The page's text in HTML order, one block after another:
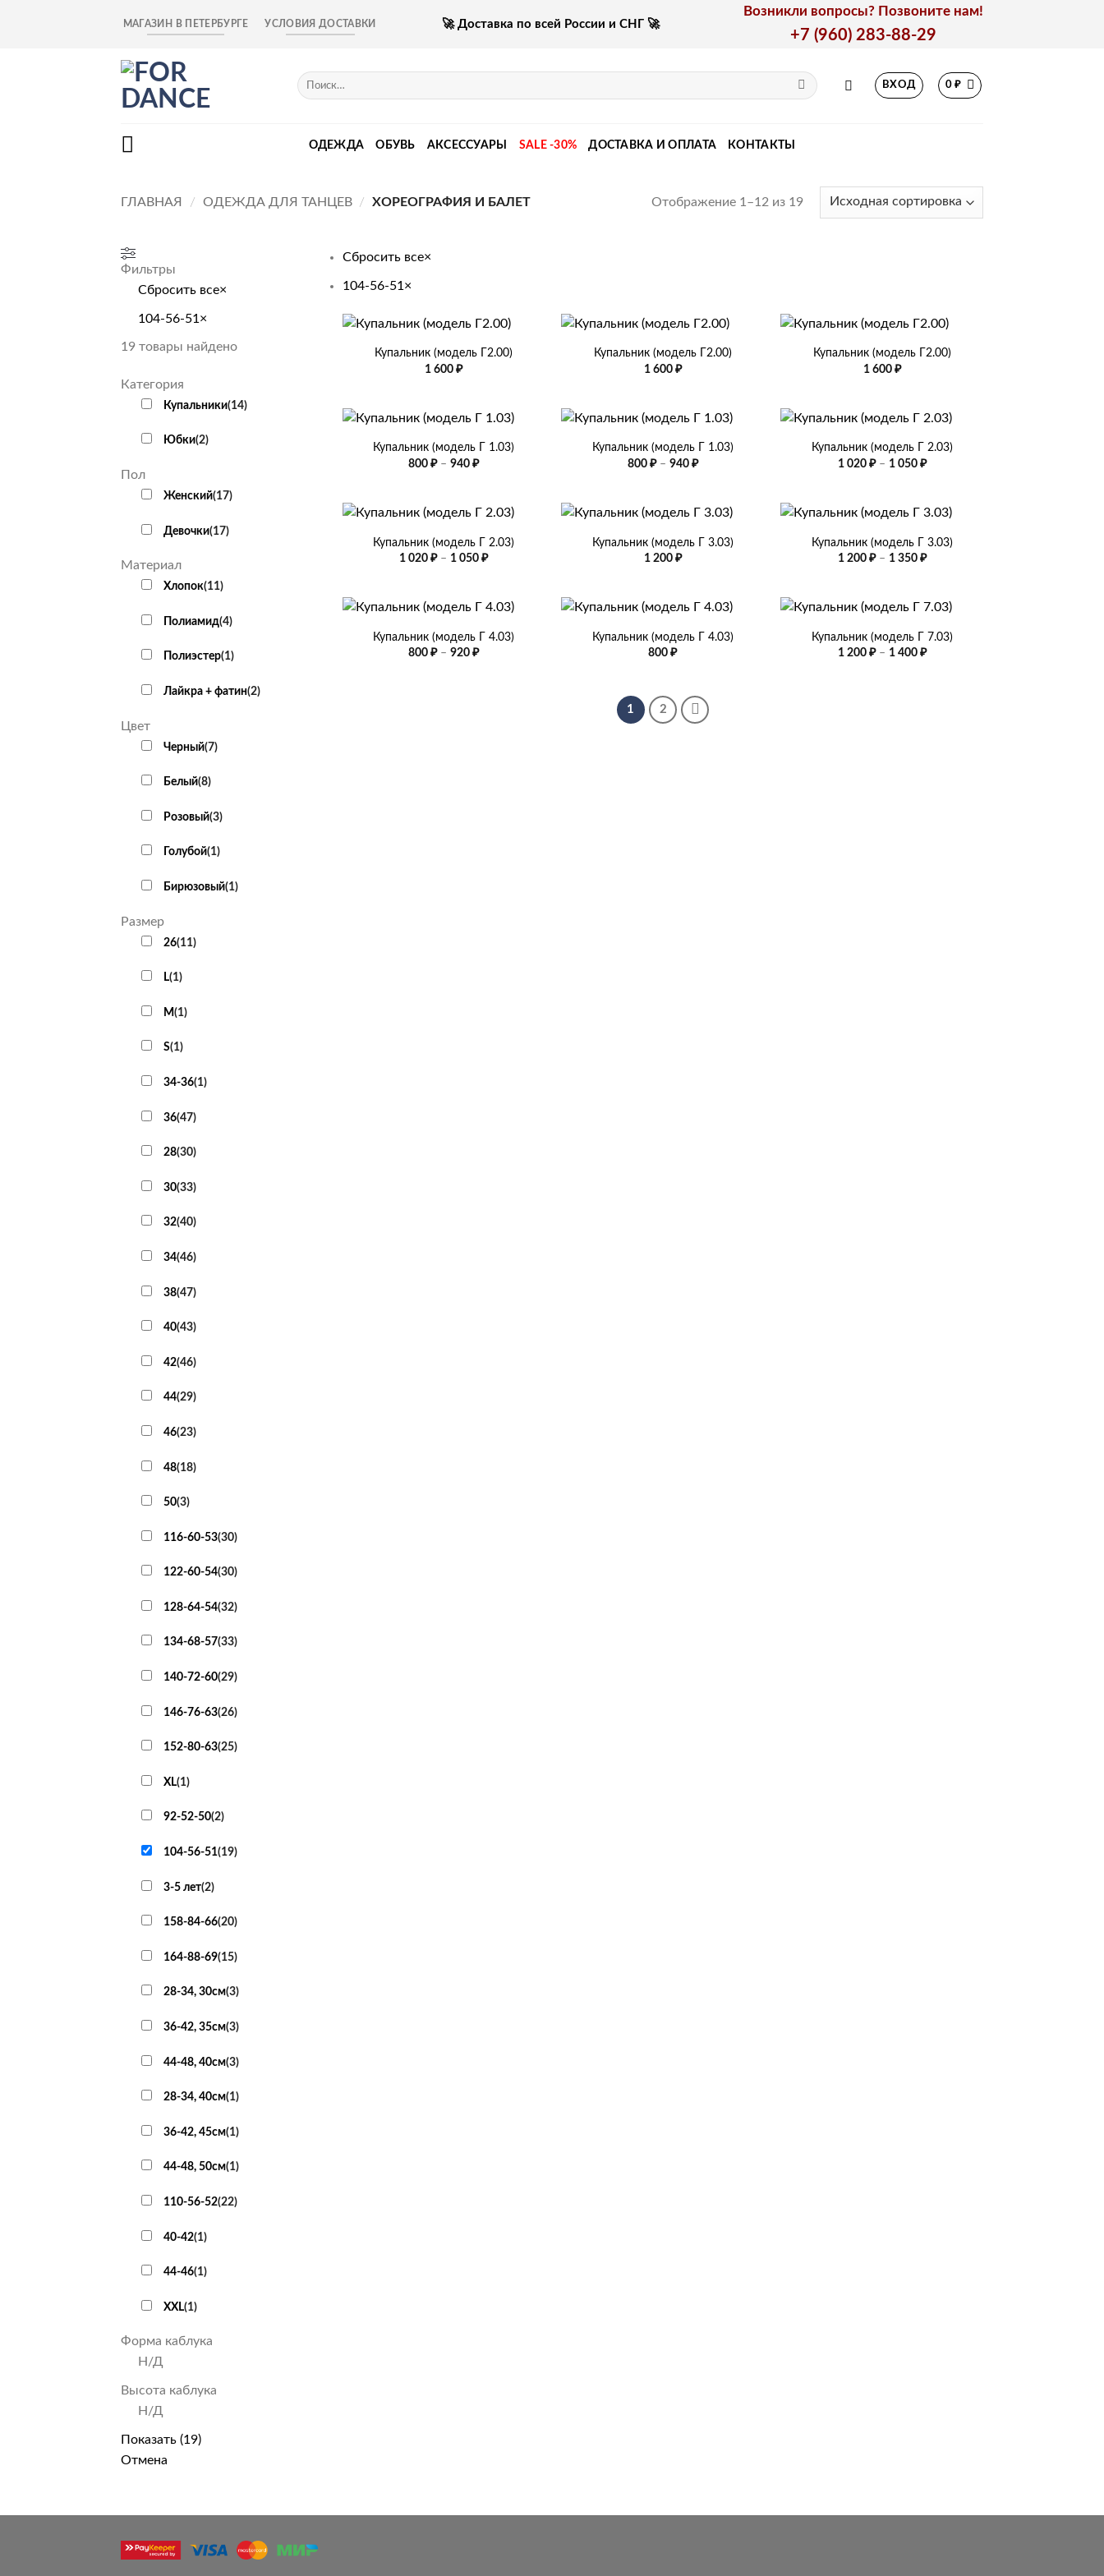
МАГАЗИН В ПЕТЕРБУРГЕ УСЛОВИЯ ДОСТАВКИ 🚀 Доставка по всей России и СНГ 🚀
Возникли вопросы? Позвоните нам!
+7 (960) 283-88-29
Искать:
ВХОД 0₽
ОДЕЖДА ОБУВЬ АКСЕССУАРЫ SALE -30% ДОСТАВКА И ОПЛАТА КОНТАКТЫ
ГЛАВНАЯ / ОДЕЖДА ДЛЯ ТАНЦЕВ / ХОРЕОГРАФИЯ И БАЛЕТ Отображение 1–12 из 19
Фильтры
Сбросить все×
104-56-51 ×
19 товары найдено
Категория
Купальники(14)
Юбки(2)
Пол
Женский(17)
Девочки(17)
Материал
Хлопок(11)
Полиамид(4)
Полиэстер(1)
Лайкра + фатин(2)
Цвет
Черный(7)
Белый(8)
Розовый(3)
Голубой(1)
Бирюзовый(1)
Размер
26(11)
L(1)
M(1)
S(1)
34-36(1)
36(47)
28(30)
30(33)
32(40)
34(46)
38(47)
40(43)
42(46)
44(29)
46(23)
48(18)
50(3)
116-60-53(30)
122-60-54(30)
128-64-54(32)
134-68-57(33)
140-72-60(29)
146-76-63(26)
152-80-63(25)
XL(1)
92-52-50(2)
104-56-51(19)
3-5 лет(2)
158-84-66(20)
164-88-69(15)
28-34, 30см(3)
36-42, 35см(3)
44-48, 40см(3)
28-34, 40см(1)
36-42, 45см(1)
44-48, 50см(1)
110-56-52(22)
40-42(1)
44-46(1)
XXL(1)
Форма каблука
Н/Д
Высота каблука
Н/Д
Показать (19)
Отмена
Сбросить все×
104-56-51 ×
+
Купальник (модель Г2.00)
1 600₽
+
Купальник (модель Г2.00)
1 600 ₽
+
Купальник (модель Г2.00)
1 600 ₽
+
Купальник (модель Г 1.03)
800₽ – 940₽Диапазон
940 ₽
+
Купальник (модель Г 1.03)
800 ₽ – 940 ₽Диапазон
940 ₽
+
Купальник (модель Г 2.03)
1 020 ₽ – 1 050 ₽Диапазон
–
1
+
Купальник (модель Г 2.03)
1 020₽ – 1 050₽Диапазон
–
1
+
Купальник (модель Г 3.03)
1 200 ₽
+
Купальник (модель Г 3.03)
1 200 ₽ – 1 350 ₽Диапазон
–
1
+
Купальник (модель Г 4.03)
800₽ – 920₽Диапазон
+
Купальник (модель Г 4.03)
800₽
+
Купальник (модель Г 7.03)
1 200 ₽ – 1 400 ₽Диапазон
1 2